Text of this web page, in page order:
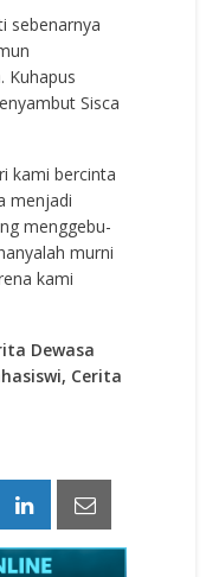
sebenarnya
Kuhapus
Sisca
kami bercinta
menjadi
menggebu-
murni
kami
Dewasa
Cerita